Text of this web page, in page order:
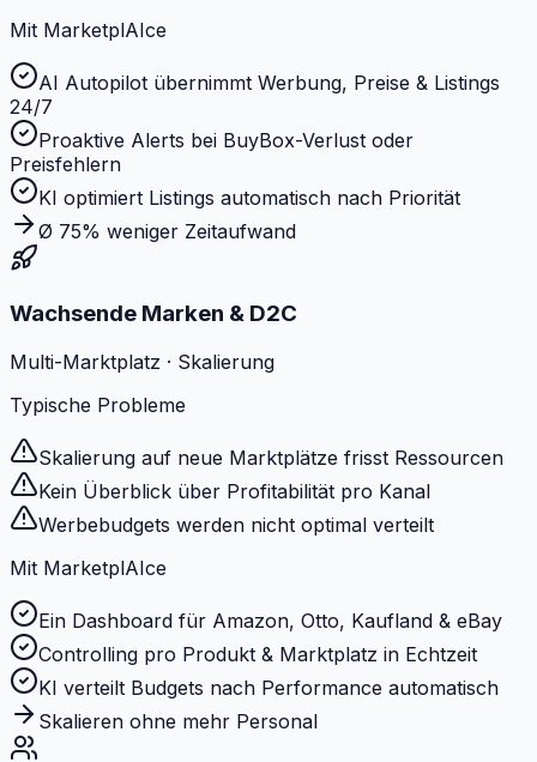
Mit MarketplAIce
AI Autopilot übernimmt Werbung, Preise & Listings
24/7
Proaktive Alerts bei BuyBox-Verlust oder
Preisfehlern
KI optimiert Listings automatisch nach Priorität
Ø 75% weniger Zeitaufwand
Wachsende Marken & D2C
Multi-Marktplatz · Skalierung
Typische Probleme
Skalierung auf neue Marktplätze frisst Ressourcen
Kein Überblick über Profitabilität pro Kanal
Werbebudgets werden nicht optimal verteilt
Mit MarketplAIce
Ein Dashboard für Amazon, Otto, Kaufland & eBay
Controlling pro Produkt & Marktplatz in Echtzeit
KI verteilt Budgets nach Performance automatisch
Skalieren ohne mehr Personal